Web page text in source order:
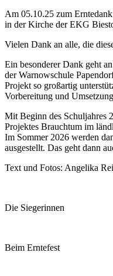
Am 05.10.25 zum
in der Kirche der EKG
Vielen Dank an alle, die
Ein besonderer Dank geht
der Warnowschule
Projekt so großartig
Vorbereitung und
Mit Beginn des Schuljahres
Projektes Brauchtum im
Im Sommer 2026 werden
ausgestellt. Das geht dann
Text und Fotos: Angelika
Die Siegerinnen
Beim Erntefest